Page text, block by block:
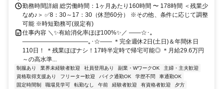
勤務時間詳細 総労働時間：1ヶ月あたり160時間 〜 178時間 ＜残業少
なめ♪＞ ✅8：30～17：30（休憩60分） ※その他、条件に応じて調整
可能 ※時短勤務可(規定有)
仕事内容 ＼✨有給消化率ほぼ100%✨／ ――☆･｡
―――――――――――｡･☆―― ＊完全週休2日(土日)＆年間休日
110日！ ＊残業ほぼナシ！17時半定時で帰宅可能◎ ＊月給29.6万円
～の高水準...
制服あり 業界未経験者歓迎 社員登用あり 副業・WワークOK
主婦・主夫歓迎
資格取得支援あり
フリーター歓迎 バイク通勤OK 学歴不問
車通勤OK
固定時間制
職場見学可 転勤なし 午前 経験者歓迎 有資格者歓迎
夕方